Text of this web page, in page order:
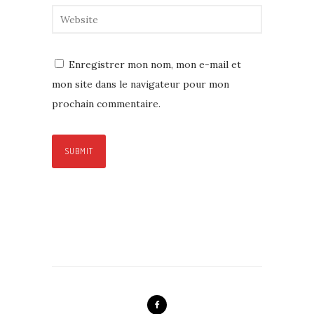
Enregistrer mon nom, mon e-mail et
mon site dans le navigateur pour mon
prochain commentaire.